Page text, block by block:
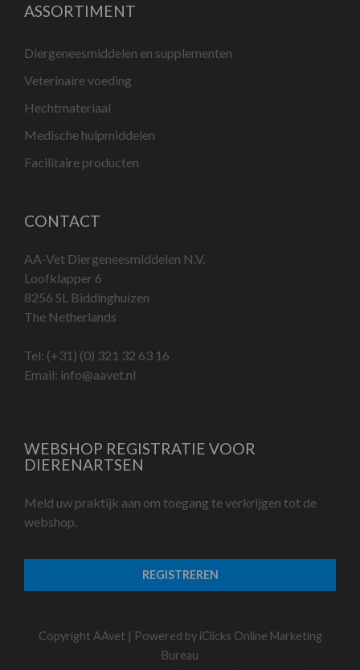
ASSORTIMENT
Diergeneesmiddelen en supplementen
Veterinaire voeding
Hechtmateriaal
Medische hulpmiddelen
Facilitaire producten
CONTACT
AA-Vet Diergeneesmiddelen N.V.
Loofklapper 6
8256 SL Biddinghuizen
The Netherlands
Tel: (+31) (0) 321 32 63 16
Email: info@aavet.nl
WEBSHOP REGISTRATIE VOOR
DIERENARTSEN
Meld uw praktijk aan om toegang te verkrijgen tot de
webshop.
REGISTREREN
Copyright AAvet | Powered by iClicks Online Marketing
Bureau